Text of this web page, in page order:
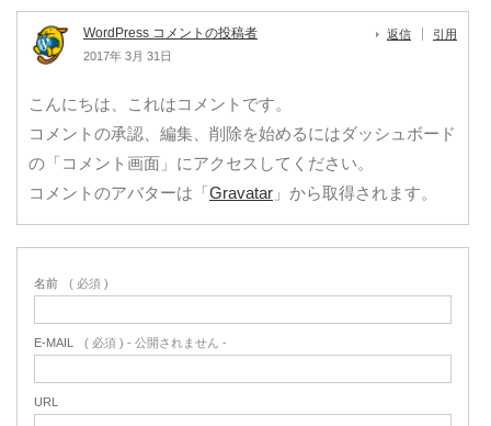
WordPress コメントの投稿者
2017年 3月 31日
返信 引用
こんにちは、これはコメントです。
コメントの承認、編集、削除を始めるにはダッシュボード
の「コメント画面」にアクセスしてください。
コメントのアバターは「Gravatar 」から取得されます。
名前 ( 必須 )
E-MAIL ( 必須 ) - 公開されません -
URL